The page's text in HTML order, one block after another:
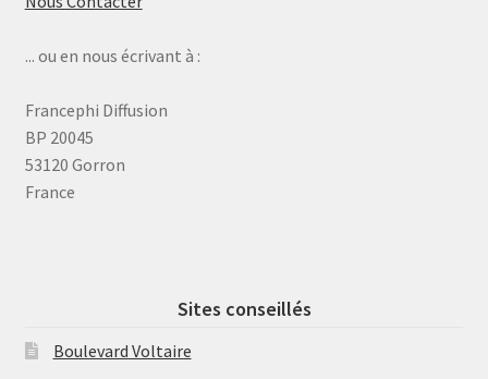
... ou en nous écrivant à :
Francephi Diffusion
BP 20045
53120 Gorron
France
Sites conseillés
Boulevard Voltaire